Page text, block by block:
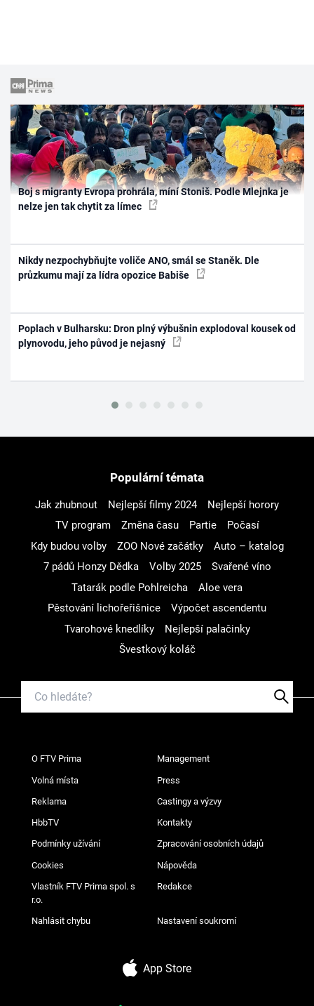
Boj s migranty Evropa prohrála, míní Stoniš. Podle Mlejnka je
nelze jen tak chytit za límec
Nikdy nezpochybňujte voliče ANO, smál se Staněk. Dle
průzkumu mají za lídra opozice Babiše
Poplach v Bulharsku: Dron plný výbušnin explodoval kousek od
plynovodu, jeho původ je nejasný
Populární témata
Jak zhubnout Nejlepší filmy 2024
Nejlepší horory
TV program
Změna času Partie
Počasí
Kdy budou volby
ZOO Nové začátky
Auto – katalog
7 pádů Honzy Dědka
Volby 2025
Svařené víno
Tatarák podle Pohlreicha
Aloe vera
Pěstování lichořeřišnice
Výpočet ascendentu
Tvarohové knedlíky
Nejlepší palačinky
Švestkový koláč
O FTV Prima Management
Volná místa Press
Reklama Castingy a výzvy
HbbTV Kontakty
Podmínky užívání Zpracování osobních údajů
Cookies Nápověda
Vlastník FTV Prima spol. s
r.o.
Redakce
Nahlásit chybu Nastavení soukromí
App Store